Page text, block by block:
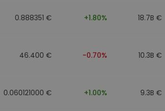
0.888351 € +1.80% 18.7B €
46.400 € -0.70% 10.3B €
0.060121000 € +1.00% 9.3B €